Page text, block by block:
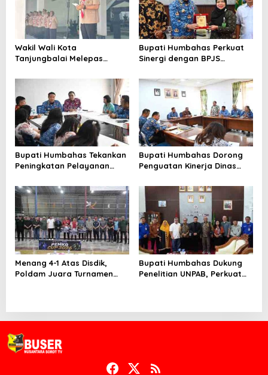
Wakil Wali Kota
Tanjungbalai Melepas
Kontingen Pramuka
Tanjungbalai Ikuti Jamnas
XII di Cibubur
Bupati Humbahas Perkuat
Sinergi dengan BPJS
Perluas Perlindungan
Pekerja
Bupati Humbahas Tekankan
Peningkatan Pelayanan
Utamakan Profesionalisme
dan Integritas
Bupati Humbahas Dorong
Penguatan Kinerja Dinas
SDM Berkualitas
Menang 4-1 Atas Disdik,
Poldam Juara Turnamen
Bupati Humbahas Dukung
Penelitian UNPAB, Perkuat